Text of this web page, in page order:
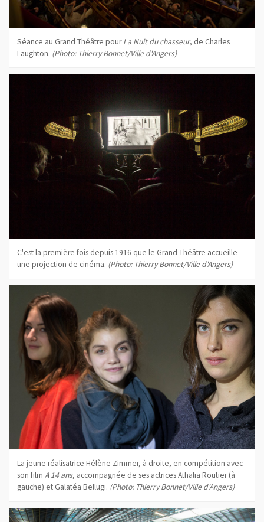
Séance au Grand Théâtre pourLa Nuit du chasseur, de Charles
Laughton. (Photo: Thierry Bonnet/Ville d'Angers)
C'est la première fois depuis 1916 que le Grand Théâtre accueille
une projection de cinéma. (Photo: Thierry Bonnet/Ville d'Angers)
La jeune réalisatrice Hélène Zimmer, à droite, en compétition avec
son film A 14 ans, accompagnée de ses actrices Athalia Routier (à
gauche) et Galatéa Bellugi. (Photo: Thierry Bonnet/Ville d'Angers)